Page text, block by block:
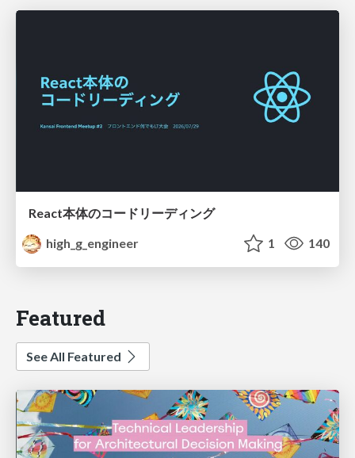
React本体のコードリーディング
high_g_engineer
1 140
Featured
See All Featured